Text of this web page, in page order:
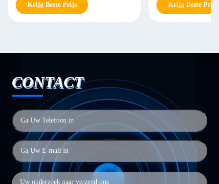
Krijg Beste Prijs
Krijg Beste Prijs
CONTACT